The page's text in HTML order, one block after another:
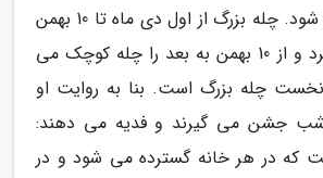
و بزرگ تقسیم می شود. چله بزرگ از اول دی ماه تا 10 بهمن
ماه را در بر می گیرد و از 10 بهمن به بعد را چله کوچک می
چله بزرگ است. بنا به روایت او
شب جشن می گیرند و فدیه می دهند:
که در هر خانه گسترده می شود و در